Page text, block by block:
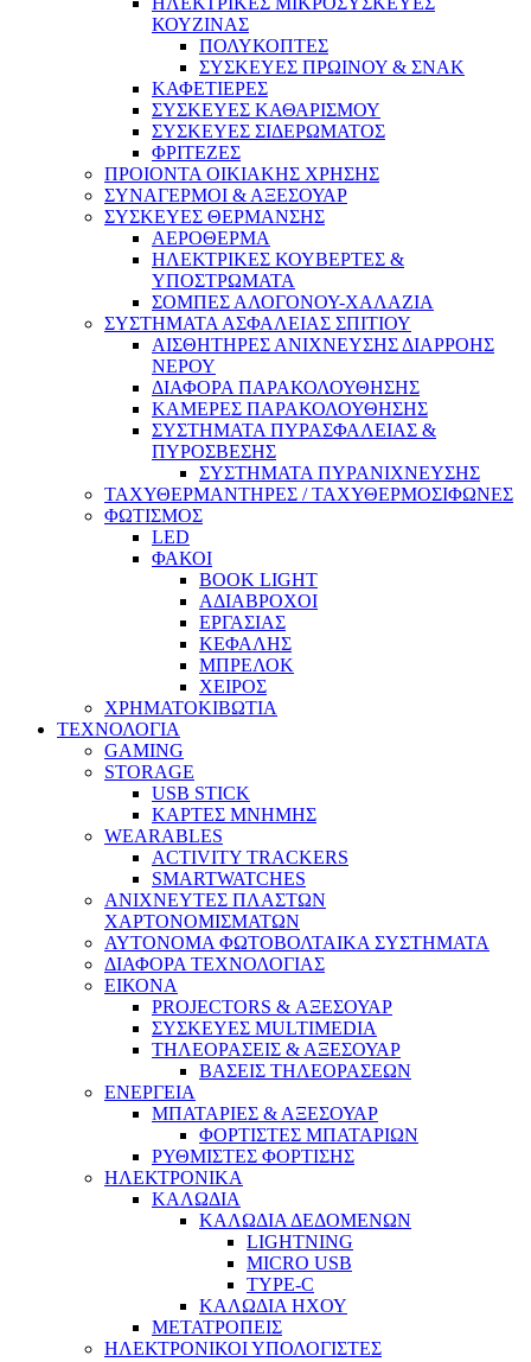
ΚΟΥΖΙΝΑΣ
ΠΟΛΥΚΟΠΤΕΣ
ΣΥΣΚΕΥΕΣ ΠΡΩΙΝΟΥ & ΣΝΑΚ
ΚΑΦΕΤΙΕΡΕΣ
ΣΥΣΚΕΥΕΣ ΚΑΘΑΡΙΣΜΟΥ
ΣΥΣΚΕΥΕΣ ΣΙΔΕΡΩΜΑΤΟΣ
ΦΡΙΤΕΖΕΣ
ΠΡΟΙΟΝΤΑ ΟΙΚΙΑΚΗΣ ΧΡΗΣΗΣ
ΣΥΝΑΓΕΡΜΟΙ & ΑΞΕΣΟΥΑΡ
ΣΥΣΚΕΥΕΣ ΘΕΡΜΑΝΣΗΣ
ΑΕΡΟΘΕΡΜΑ
ΗΛΕΚΤΡΙΚΕΣ ΚΟΥΒΕΡΤΕΣ &
ΥΠΟΣΤΡΩΜΑΤΑ
ΣΟΜΠΕΣ ΑΛΟΓΟΝΟΥ-ΧΑΛΑΖΙΑ
ΣΥΣΤΗΜΑΤΑ ΑΣΦΑΛΕΙΑΣ ΣΠΙΤΙΟΥ
ΑΙΣΘΗΤΗΡΕΣ ΑΝΙΧΝΕΥΣΗΣ ΔΙΑΡΡΟΗΣ
ΝΕΡΟΥ
ΔΙΑΦΟΡΑ ΠΑΡΑΚΟΛΟΥΘΗΣΗΣ
ΚΑΜΕΡΕΣ ΠΑΡΑΚΟΛΟΥΘΗΣΗΣ
ΣΥΣΤΗΜΑΤΑ ΠΥΡΑΣΦΑΛΕΙΑΣ &
ΠΥΡΟΣΒΕΣΗΣ
ΣΥΣΤΗΜΑΤΑ ΠΥΡΑΝΙΧΝΕΥΣΗΣ
ΤΑΧΥΘΕΡΜΑΝΤΗΡΕΣ / ΤΑΧΥΘΕΡΜΟΣΙΦΩΝΕΣ
ΦΩΤΙΣΜΟΣ
LED
ΦΑΚΟΙ
BOOK LIGHT
ΑΔΙΑΒΡΟΧΟΙ
ΕΡΓΑΣΙΑΣ
ΚΕΦΑΛΗΣ
ΜΠΡΕΛΟΚ
ΧΕΙΡΟΣ
ΧΡΗΜΑΤΟΚΙΒΩΤΙΑ
ΤΕΧΝΟΛΟΓΙΑ
GAMING
STORAGE
USB STICK
ΚΑΡΤΕΣ ΜΝΗΜΗΣ
WEARABLES
ACTIVITY TRACKERS
SMARTWATCHES
ΑΝΙΧΝΕΥΤΕΣ ΠΛΑΣΤΩΝ
ΧΑΡΤΟΝΟΜΙΣΜΑΤΩΝ
ΑΥΤΟΝΟΜΑ ΦΩΤΟΒΟΛΤΑΙΚΑ ΣΥΣΤΗΜΑΤΑ
ΔΙΑΦΟΡΑ ΤΕΧΝΟΛΟΓΙΑΣ
ΕΙΚΟΝΑ
PROJECTORS & ΑΞΕΣΟΥΑΡ
ΣΥΣΚΕΥΕΣ MULTIMEDIA
ΤΗΛΕΟΡΑΣΕΙΣ & ΑΞΕΣΟΥΑΡ
ΒΑΣΕΙΣ ΤΗΛΕΟΡΑΣΕΩΝ
ΕΝΕΡΓΕΙΑ
ΜΠΑΤΑΡΙΕΣ & ΑΞΕΣΟΥΑΡ
ΦΟΡΤΙΣΤΕΣ ΜΠΑΤΑΡΙΩΝ
ΡΥΘΜΙΣΤΕΣ ΦΟΡΤΙΣΗΣ
ΗΛΕΚΤΡΟΝΙΚΑ
ΚΑΛΩΔΙΑ
ΚΑΛΩΔΙΑ ΔΕΔΟΜΕΝΩΝ
LIGHTNING
MICRO USB
TYPE-C
ΚΑΛΩΔΙΑ ΗΧΟΥ
ΜΕΤΑΤΡΟΠΕΙΣ
ΗΛΕΚΤΡΟΝΙΚΟΙ ΥΠΟΛΟΓΙΣΤΕΣ